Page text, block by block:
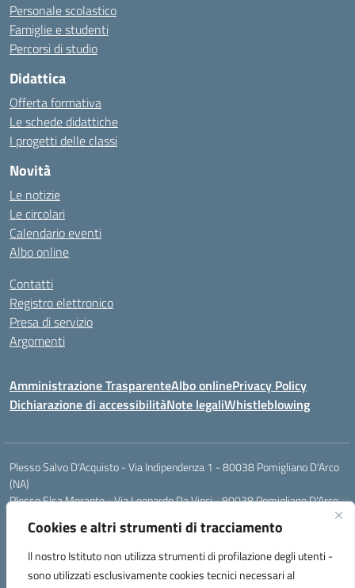
Cookies e altri strumenti di tracciamento
Il nostro Istituto non utilizza strumenti di profilazione degli utenti -
sono utilizzati esclusivamente cookies tecnici necessari al
Personale scolastico
Famiglie e studenti
Percorsi di studio
Didattica
Offerta formativa
Le schede didattiche
I progetti delle classi
Novità
Le notizie
Le circolari
Calendario eventi
Albo online
Contatti
Registro elettronico
Presa di servizio
Argomenti
Amministrazione TrasparenteAlbo onlinePrivacy Policy
Dichiarazione di accessibilitàNote legaliWhistleblowing
Plesso Salvo D'Acquisto - Via Indipendenza 1 - 80038 Pomigliano D'Arco
(NA)
Plesso Elsa Morante - Via Leonardo Da Vinci - 80038 Pomigliano D'Arco
Plesso Leone - Via Pascoli - 80038 Pomigliano D'Arco (NA)
Tel.:0813177304 - Mail: naic8g1003@istruzione.it - Pec:
Codice Univoco ufficio: UIECQ7